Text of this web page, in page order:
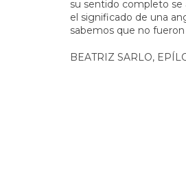
su sentido completo
el significado de una
sabemos que no
BEATRIZ SARLO,